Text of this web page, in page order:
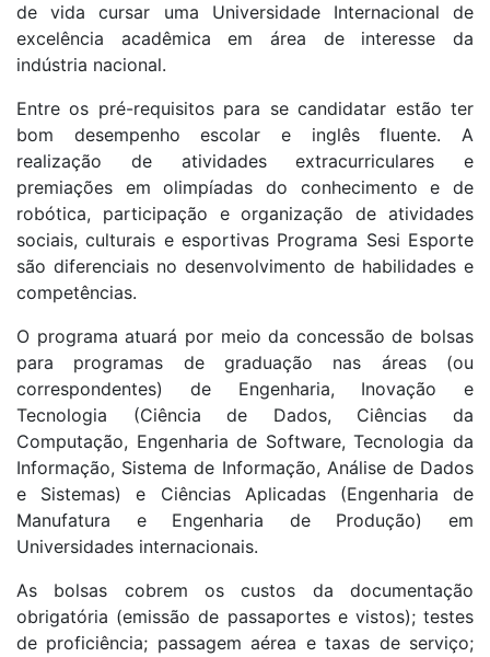
de vida cursar uma Universidade Internacional de
excelência acadêmica em área de interesse da
indústria nacional.
Entre os pré-requisitos para se candidatar estão ter
bom desempenho escolar e inglês fluente. A
realização de atividades extracurriculares e
premiações em olimpíadas do conhecimento e de
robótica, participação e organização de atividades
sociais, culturais e esportivas Programa Sesi Esporte
são diferenciais no desenvolvimento de habilidades e
competências.
O programa atuará por meio da concessão de bolsas
para programas de graduação nas áreas (ou
correspondentes) de Engenharia, Inovação e
Tecnologia (Ciência de Dados, Ciências da
Computação, Engenharia de Software, Tecnologia da
Informação, Sistema de Informação, Análise de Dados
e Sistemas) e Ciências Aplicadas (Engenharia de
Manufatura e Engenharia de Produção) em
Universidades internacionais.
As bolsas cobrem os custos da documentação
obrigatória (emissão de passaportes e vistos); testes
de proficiência; passagem aérea e taxas de serviço;